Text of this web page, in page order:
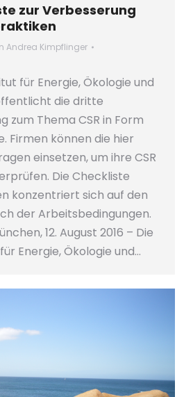
zur Verbesserung
Andrea Kimpflinger
für Energie, Ökologie und
die dritte
zum Thema CSR in Form
Firmen können die hier
einsetzen, um ihre CSR
Die Checkliste
konzentriert sich auf den
der Arbeitsbedingungen.
12. August 2016 – Die
Energie, Ökologie und…